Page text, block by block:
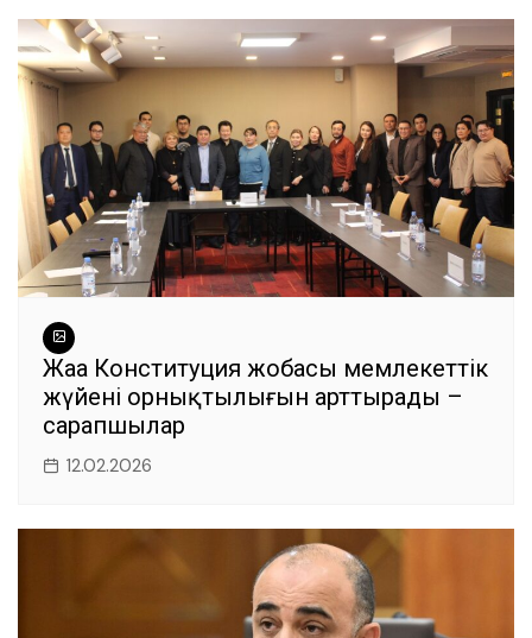
Жаңа Конституция жобасы мемлекеттік
жүйенің орнықтылығын арттырады –
сарапшылар
12.02.2026